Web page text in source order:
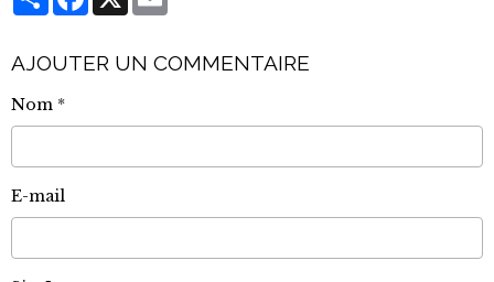
AJOUTER UN COMMENTAIRE
Nom
E-mail